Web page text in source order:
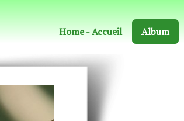
Home - Accueil Album